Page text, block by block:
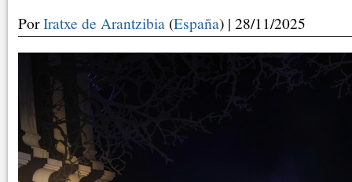
PorIratxe de Arantzibia (España) | 28/11/2025